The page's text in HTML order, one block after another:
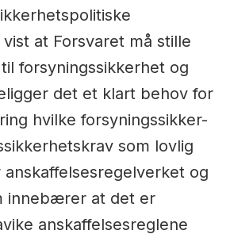
at Forsvaret må stille
forsyningssikkerhet og
det et klart behov for
hvilke forsyningssikker-
som lovlig
og
innebærer at det er
anskaffelsesreglene